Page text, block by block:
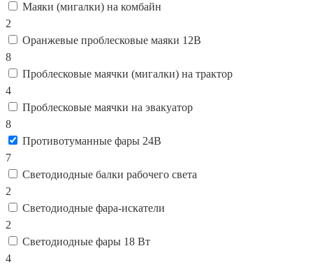
Маяки (мигалки) на комбайн
2
Оранжевые проблесковые маяки 12В
8
Проблесковые маячки (мигалки) на трактор
4
Проблесковые маячки на эвакуатор
8
Противотуманные фары 24В
7
Светодиодные балки рабочего света
2
Светодиодные фара-искатели
2
Светодиодные фары 18 Вт
4